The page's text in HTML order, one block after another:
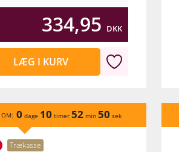
334,95 DKK
LÆG I KURV
OM: 0 dage 10 timer 52 min 50 sek
Trækasse